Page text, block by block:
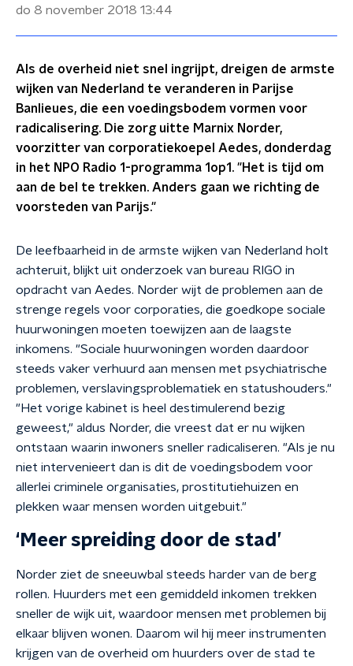
do 8 november 2018 13:44
Als de overheid niet snel ingrijpt, dreigen de armste
wijken van Nederland te veranderen in Parijse
Banlieues, die een voedingsbodem vormen voor
radicalisering. Die zorg uitte Marnix Norder,
voorzitter van corporatiekoepel Aedes, donderdag
in het NPO Radio 1-programma 1op1. "Het is tijd om
aan de bel te trekken. Anders gaan we richting de
voorsteden van Parijs."
De leefbaarheid in de armste wijken van Nederland holt
achteruit, blijkt uit onderzoek van bureau RIGO in
opdracht van Aedes. Norder wijt de problemen aan de
strenge regels voor corporaties, die goedkope sociale
huurwoningen moeten toewijzen aan de laagste
inkomens. "Sociale huurwoningen worden daardoor
steeds vaker verhuurd aan mensen met psychiatrische
problemen, verslavingsproblematiek en statushouders."
"Het vorige kabinet is heel destimulerend bezig
geweest," aldus Norder, die vreest dat er nu wijken
ontstaan waarin inwoners sneller radicaliseren. "Als je nu
niet intervenieert dan is dit de voedingsbodem voor
allerlei criminele organisaties, prostitutiehuizen en
plekken waar mensen worden uitgebuit."
‘Meer spreiding door de stad’
Norder ziet de sneeuwbal steeds harder van de berg
rollen. Huurders met een gemiddeld inkomen trekken
sneller de wijk uit, waardoor mensen met problemen bij
elkaar blijven wonen. Daarom wil hij meer instrumenten
krijgen van de overheid om huurders over de stad te